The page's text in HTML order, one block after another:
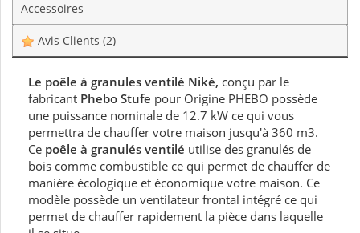
Accessoires
Avis Clients (2)
Le poêle à granules ventilé Nikè, conçu par le
fabricant Phebo Stufe pour Origine PHEBO possède
une puissance nominale de 12.7 kW ce qui vous
permettra de chauffer votre maison jusqu'à 360 m3.
Ce poêle à granulés ventilé utilise des granulés de
bois comme combustible ce qui permet de chauffer de
manière écologique et économique votre maison. Ce
modèle possède un ventilateur frontal intégré ce qui
permet de chauffer rapidement la pièce dans laquelle